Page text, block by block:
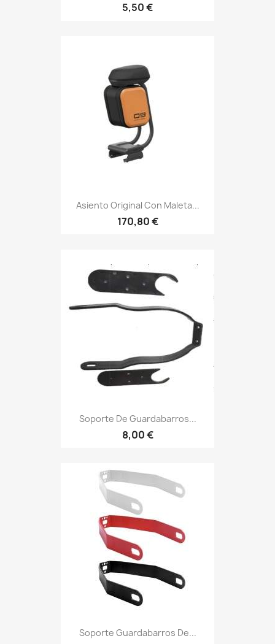
5,50 €
Asiento Original Con Maleta...
170,80 €
Soporte De Guardabarros...
8,00 €
Soporte Guardabarros De...